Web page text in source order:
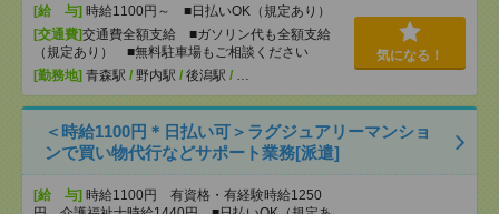
[給 与] 時給1100円～ ■日払いOK（規定あり）
[交通費]交通費全額支給 ■ガソリン代も全額支給
（規定あり） ■無料駐車場もご相談ください
[勤務地] 青森駅 / 野内駅 / 後潟駅 / …
気になる！
＜時給1100円＊日払い可＞ラグジュアリーマンショ
ンで買い物代行などサポート業務[派遣]
[給 与] 時給1100円 有資格・有経験時給1250